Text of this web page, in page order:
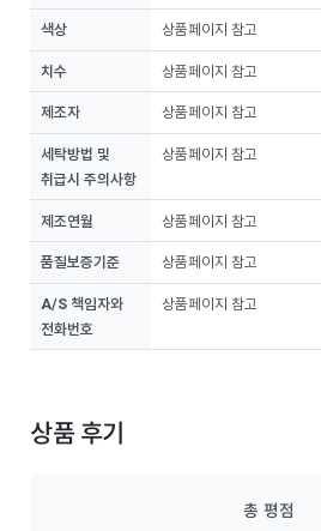
색상 상품페이지 참고
치수 상품페이지 참고
제조자 상품페이지 참고
세탁방법 및
취급시 주의사항
상품페이지 참고
제조연월 상품페이지 참고
품질보증기준 상품페이지 참고
A/S 책임자와
전화번호
상품페이지 참고
상품 후기
총 평점